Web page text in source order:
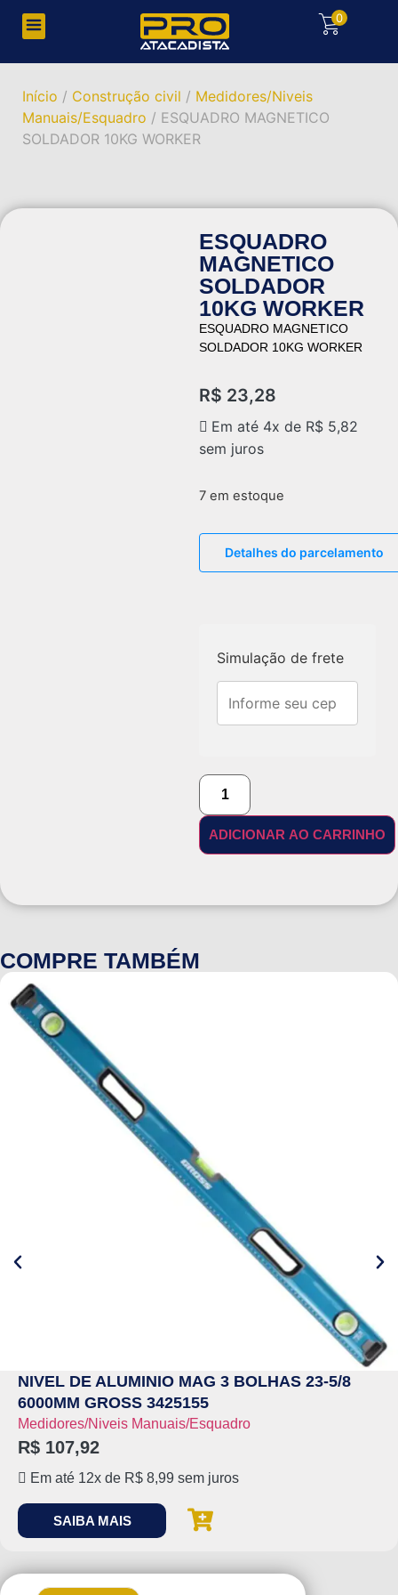
0
Início / Construção civil / Medidores/Niveis
Manuais/Esquadro / ESQUADRO MAGNETICO
SOLDADOR 10KG WORKER
ESQUADRO
MAGNETICO
SOLDADOR
10KG WORKER
ESQUADRO MAGNETICO
SOLDADOR 10KG WORKER
R$ 23,28
Em até 4x de R$ 5,82
sem juros
7 em estoque
Detalhes do parcelamento
Simulação de frete
ADICIONAR AO CARRINHO
COMPRE TAMBÉM
NIVEL DE ALUMINIO MAG 3 BOLHAS 23-5/8
6000MM GROSS 3425155
Medidores/Niveis Manuais/Esquadro
R$ 107,92
Em até 12x de R$ 8,99 sem juros
SAIBA MAIS